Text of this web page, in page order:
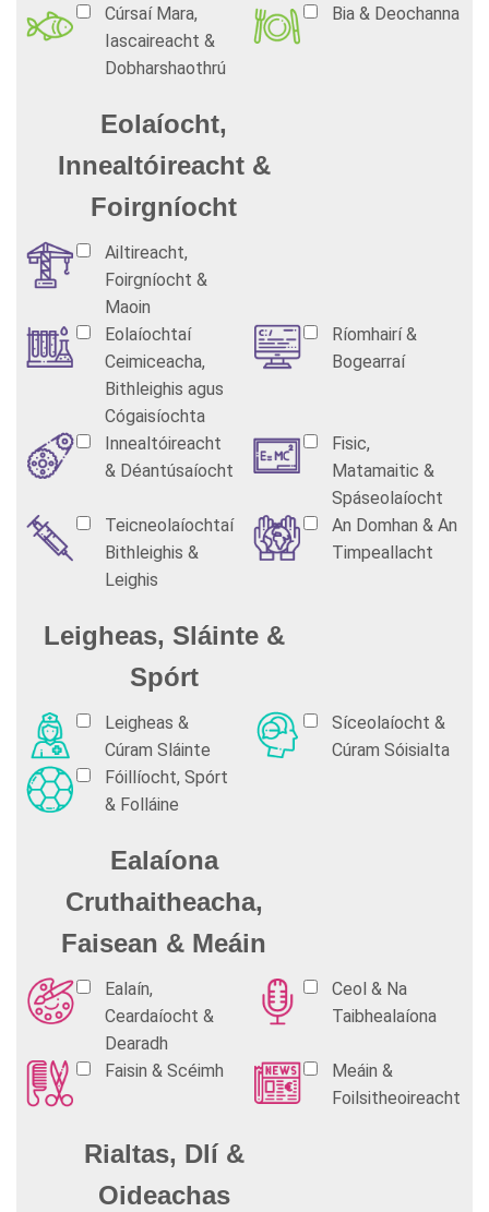
Cúrsaí Mara,
Iascaireacht &
Dobharshaothrú
Bia & Deochanna
Eolaíocht,
Innealtóireacht &
Foirgníocht
Ailtireacht,
Foirgníocht &
Maoin
Eolaíochtaí
Ceimiceacha,
Bithleighis agus
Cógaisíochta
Ríomhairí &
Bogearraí
Innealtóireacht
& Déantúsaíocht
Fisic,
Matamaitic &
Spáseolaíocht
Teicneolaíochtaí
Bithleighis &
Leighis
An Domhan & An
Timpeallacht
Leigheas, Sláinte &
Spórt
Leigheas &
Cúram Sláinte
Síceolaíocht &
Cúram Sóisialta
Fóillíocht, Spórt
& Folláine
Ealaíona
Cruthaitheacha,
Faisean & Meáin
Ealaín,
Ceardaíocht &
Dearadh
Ceol & Na
Taibhealaíona
Faisin & Scéimh
Meáin &
Foilsitheoireacht
Rialtas, Dlí &
Oideachas